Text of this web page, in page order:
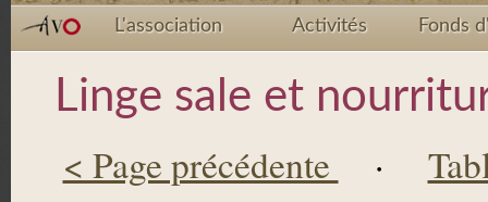
L'association Activités Fonds
Linge sale et
< Page précédente ·